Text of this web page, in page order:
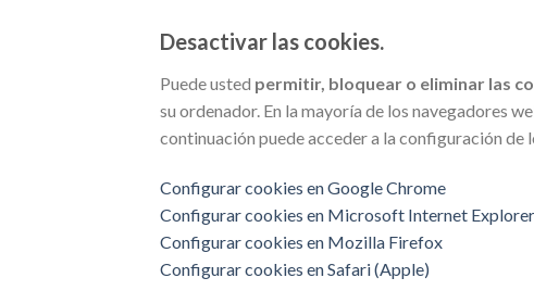
Desactivar las cookies.
Puede usted permitir, bloquear o eliminar las
su ordenador. En la mayoría de los navegadores
continuación puede acceder a la configuración
Configurar cookies en Google Chrome
Configurar cookies en Microsoft Internet Explorer
Configurar cookies en Mozilla Firefox
Configurar cookies en Safari (Apple)